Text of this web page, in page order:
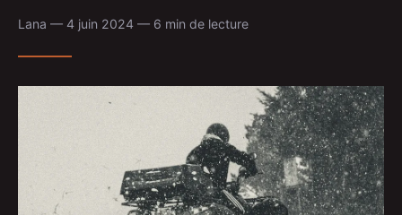
Lana — 4 juin 2024 — 6 min de lecture